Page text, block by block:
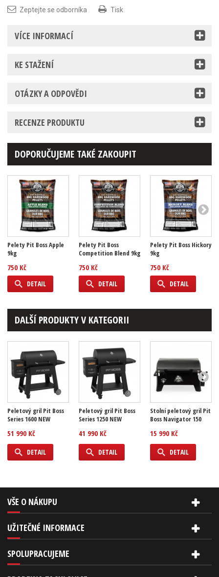
Zeptejte se odborníka Tisk
VÍCE INFORMACÍ
KE STAŽENÍ
OTÁZKY A ODPOVĚDI
RECENZE PRODUKTU
DOPORUČUJEME TAKÉ ZAKOUPIT
Pelety Pit Boss Apple
9kg
750 Kč
DETAIL
Pelety Pit Boss
Competition Blend 9kg
750 Kč
DETAIL
Pelety Pit Boss Hickory
9kg
750 Kč
DETAIL
DALŠÍ PRODUKTY V KATEGORII
Peletový gril Pit Boss
Series 1600 NEW
51 990 Kč
DETAIL
Peletový gril Pit Boss
Series 1250 NEW
41 990 Kč
DETAIL
Stolní peletový gril Pit
Boss Navigator 150
15 990 Kč
DETAIL
VŠE O NÁKUPU
UŽITEČNÉ INFORMACE
SPOLUPRACUJEME